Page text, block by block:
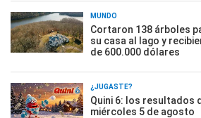
MUNDO
Cortaron 138 árboles
su casa al lago y
de 600.000 dólares
¿JUGASTE?
Quini 6: los resultados
miércoles 5 de agosto